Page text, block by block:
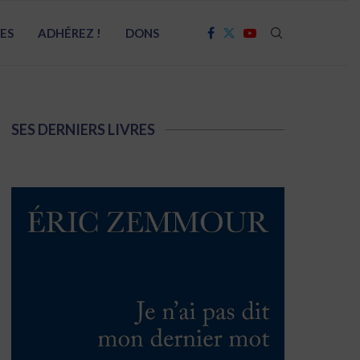
ADHÉREZ ! DONS
SES DERNIERS LIVRES